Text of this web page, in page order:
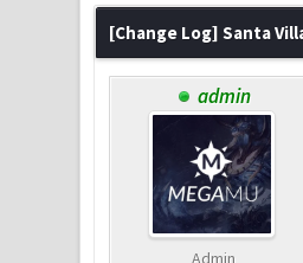
[Change Log] Santa
admin
Admin